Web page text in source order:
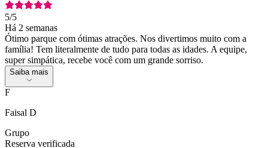
5/5
Há 2 semanas
Ótimo parque com ótimas atrações. Nos divertimos muito com a
família! Tem literalmente de tudo para todas as idades. A equipe,
super simpática, recebe você com um grande sorriso.
Saiba mais
F
Faisal D
Grupo
Reserva verificada